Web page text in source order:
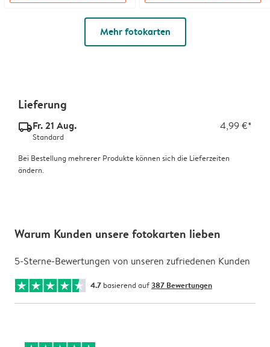
Mehr fotokarten
Lieferung
delivery_standard_v2Fr. 21 Aug. 4,99 €*
Standard
Bei Bestellung mehrerer Produkte können sich die Lieferzeiten
ändern.
Warum Kunden unsere fotokarten lieben
5-Sterne-Bewertungen von unseren zufriedenen Kunden
4.7 basierend auf387 Bewertungen